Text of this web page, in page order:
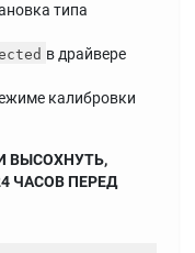
типа
в драйвере
калибровки
ВЫСОХНУТЬ,
ЧАСОВ ПЕРЕД